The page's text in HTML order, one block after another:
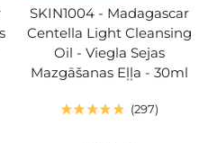
SKIN1004 - Madagascar
Centella Light Cleansing
Oil - Viegla Sejas
Mazgāšanas Eļļa - 30ml
297